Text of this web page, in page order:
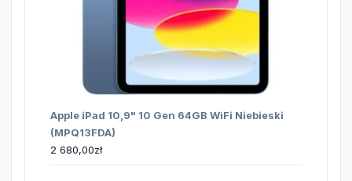
Apple iPad 10,9" 10 Gen 64GB WiFi Niebieski
(MPQ13FDA)
2 680,00zł